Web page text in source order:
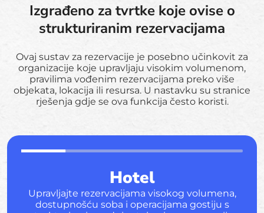
Izgrađeno za tvrtke koje ovise o
strukturiranim rezervacijama
Ovaj sustav za rezervacije je posebno učinkovit za
organizacije koje upravljaju visokim volumenom,
pravilima vođenim rezervacijama preko više
objekata, lokacija ili resursa. U nastavku su stranice
rješenja gdje se ova funkcija često koristi.
Hotel
Upravljajte rezervacijama visokog volumena,
dostupnošću soba i operacijama gostiju s